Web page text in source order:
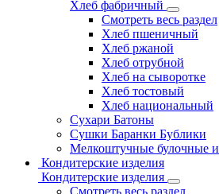
Хлеб фабричный
Смотреть весь раздел
Хлеб пшеничный
Хлеб ржаной
Хлеб отрубной
Хлеб на сыворотке
Хлеб тостовый
Хлеб национальный
Сухари Батоны
Сушки Баранки Бублики
Мелкоштучные булочные
Кондитерские изделия
Кондитерские изделия
Смотреть весь раздел